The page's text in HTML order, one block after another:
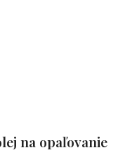
na opaľovanie